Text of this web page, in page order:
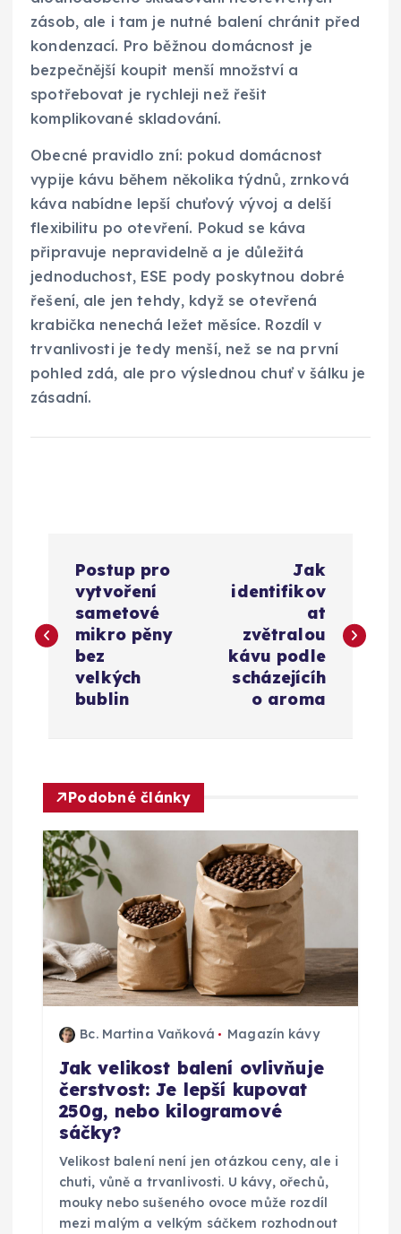
zásob, ale i tam je nutné balení chránit před
kondenzací. Pro běžnou domácnost je
bezpečnější koupit menší množství a
spotřebovat je rychleji než řešit
komplikované skladování.
Obecné pravidlo zní: pokud domácnost
vypije kávu během několika týdnů, zrnková
káva nabídne lepší chuťový vývoj a delší
flexibilitu po otevření. Pokud se káva
připravuje nepravidelně a je důležitá
jednoduchost, ESE pody poskytnou dobré
řešení, ale jen tehdy, když se otevřená
krabička nenechá ležet měsíce. Rozdíl v
trvanlivosti je tedy menší, než se na první
pohled zdá, ale pro výslednou chuť v šálku je
zásadní.
v
a
c
e
p
r
o
Postup pro
vytvoření
sametové
mikro pěny
bez
velkých
bublin
Jak
identifikov
at
zvětralou
kávu podle
scházejícíh
o aroma
Podobné články
Bc. Martina Vaňková Magazín kávy
Jak velikost balení ovlivňuje
čerstvost: Je lepší kupovat
250g, nebo kilogramové
sáčky?
Velikost balení není jen otázkou ceny, ale i
chuti, vůně a trvanlivosti. U kávy, ořechů,
mouky nebo sušeného ovoce může rozdíl
mezi malým a velkým sáčkem rozhodnout